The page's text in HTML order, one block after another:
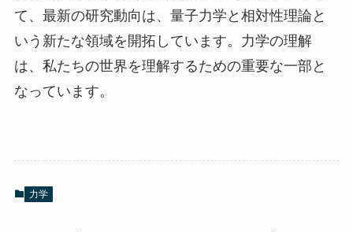
て、最新の研究動向は、量子力学と相対性理論と
いう新たな領域を開拓しています。力学の理解
は、私たちの世界を理解するための重要な一部と
なっています。
力学